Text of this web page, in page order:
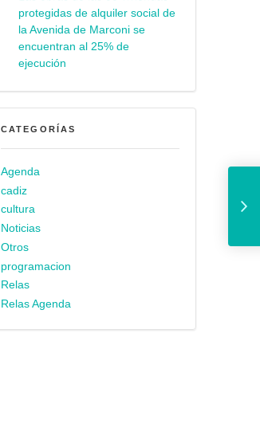
protegidas de alquiler social de
la Avenida de Marconi se
encuentran al 25% de
ejecución
CATEGORÍAS
Agenda
cadiz
cultura
Noticias
Otros
programacion
Relas
Relas Agenda